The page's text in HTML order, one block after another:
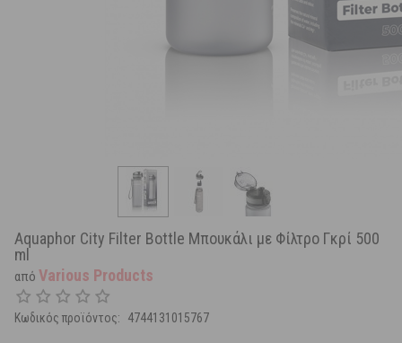
Aquaphor City Filter Bottle Μπουκάλι με Φίλτρο Γκρί 500
ml
από Various Products
Κωδικός προϊόντος: 4744131015767